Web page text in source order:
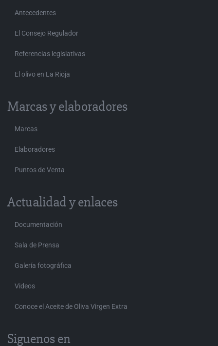
Antecedentes
El Consejo Regulador
Referencias legislativas
El olivo en La Rioja
Marcas y elaboradores
Marcas
Elaboradores
Puntos de Venta
Actualidad y enlaces
Documentación
Sala de Prensa
Galería fotográfica
Videos
Conoce el Aceite de Oliva Virgen Extra
Siguenos en